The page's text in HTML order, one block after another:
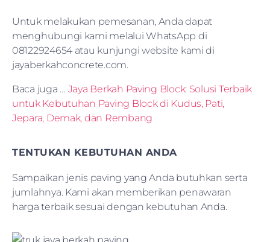
Untuk melakukan pemesanan, Anda dapat
menghubungi kami melalui WhatsApp di
08122924654 atau kunjungi website kami di
jayaberkahconcrete.com.
Baca juga … Jaya Berkah Paving Block: Solusi Terbaik
untuk Kebutuhan Paving Block di Kudus, Pati,
Jepara, Demak, dan Rembang
TENTUKAN KEBUTUHAN ANDA
Sampaikan jenis paving yang Anda butuhkan serta
jumlahnya. Kami akan memberikan penawaran
harga terbaik sesuai dengan kebutuhan Anda.